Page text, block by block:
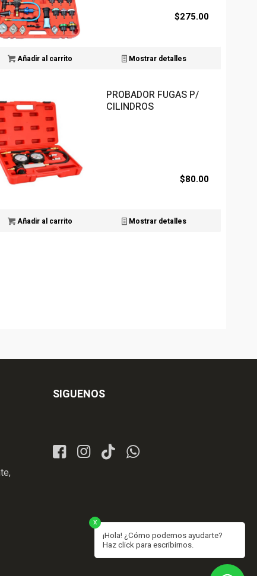
$275.00
Añadir al carrito Mostrar detalles
PROBADOR FUGAS P/
CILINDROS
$80.00
Añadir al carrito Mostrar detalles
SIGUENOS
x
¡Hola! ¿Cómo podemos ayudarte?
Haz click para escribirnos.